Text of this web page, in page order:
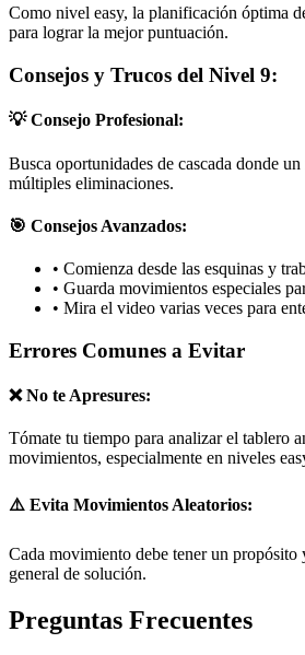
Como nivel easy, la planificación óptima
para lograr la mejor puntuación.
Consejos y Trucos del Nivel 9:
💡 Consejo Profesional:
Busca oportunidades de cascada donde
múltiples eliminaciones.
🎯 Consejos Avanzados:
• Comienza desde las esquinas y
• Guarda movimientos especiales
• Mira el video varias veces para
Errores Comunes a Evitar
❌ No te Apresures:
Tómate tu tiempo para analizar el tablero
movimientos, especialmente en niveles
⚠️ Evita Movimientos Aleatorios:
Cada movimiento debe tener un propósito
general de solución.
Preguntas Frecuentes